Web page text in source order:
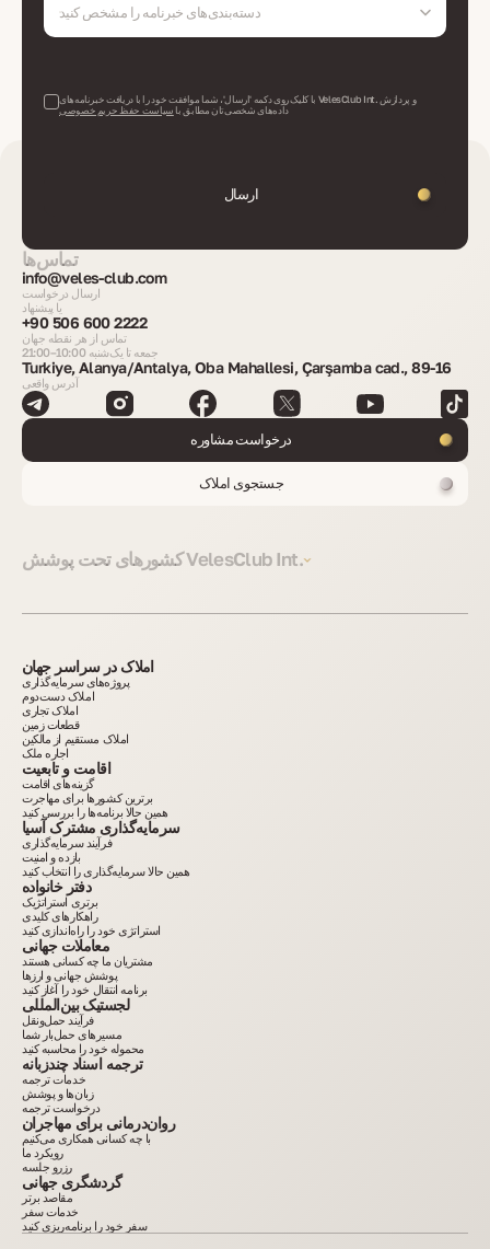
دسته‌بندی‌های خبرنامه را مشخص کنید
با کلیک روی دکمه 'ارسال'، شما موافقت خود را با دریافت خبرنامه‌های VelesClub Int. و پردازش
داده‌های شخصی‌تان مطابق با سیاست حفظ حریم خصوصی
ارسال
تماس‌ها
info@veles-club.com
ارسال درخواست
یا پیشنهاد
+90 506 600 2222
تماس از هر نقطه جهان
جمعه تا یک‌شنبه 10:00–21:00
Turkiye, Alanya/Antalya, Oba Mahallesi, Çarşamba cad., 89-16
آدرس واقعی
درخواست مشاوره
جستجوی املاک
کشورهای تحت پوشش VelesClub Int.
املاک در سراسر جهان
پروژه‌های سرمایه‌گذاری
املاک دست‌دوم
املاک تجاری
قطعات زمین
املاک مستقیم از مالکین
اجاره ملک
اقامت و تابعیت
گزینه‌های اقامت
برترین کشورها برای مهاجرت
همین حالا برنامه‌ها را بررسی کنید
سرمایه‌گذاری مشترک آسیا
فرآیند سرمایه‌گذاری
بازده و امنیت
همین حالا سرمایه‌گذاری را انتخاب کنید
دفتر خانواده
برتری استراتژیک
راهکارهای کلیدی
استراتژی خود را راه‌اندازی کنید
معاملات جهانی
مشتریان ما چه کسانی هستند
پوشش جهانی و ارزها
برنامه انتقال خود را آغاز کنید
لجستیک بین‌المللی
فرآیند حمل‌ونقل
مسیرهای حمل‌بار شما
محموله خود را محاسبه کنید
ترجمه اسناد چندزبانه
خدمات ترجمه
زبان‌ها و پوشش
درخواست ترجمه
روان‌درمانی برای مهاجران
با چه کسانی همکاری می‌کنیم
رویکرد ما
رزرو جلسه
گردشگری جهانی
مقاصد برتر
خدمات سفر
سفر خود را برنامه‌ریزی کنید